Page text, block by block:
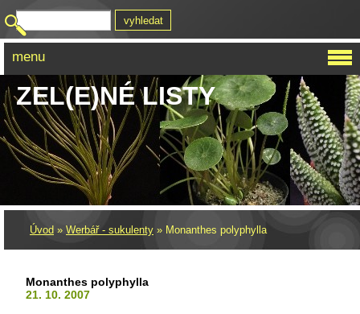
ZEL(E)NÉ LISTY
Úvod » Werbář - sukulenty » Monanthes polyphylla
Monanthes polyphylla
21. 10. 2007
menu